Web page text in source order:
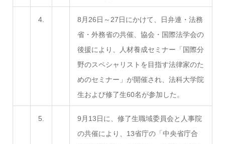
4.
8月26日～27日にかけて、日弁連・法務
省・外務省の共催、協会・国際法学会の
後援により、人材養成セミナー「国際分
野のスペシャリストを目指す法律家のた
めのセミナー」が開催され、法科大学院
生および修了生60名が参加した。
5.
9月13日に、修了生職域委員会と人事院
の共催により、13省庁の「中央省庁合